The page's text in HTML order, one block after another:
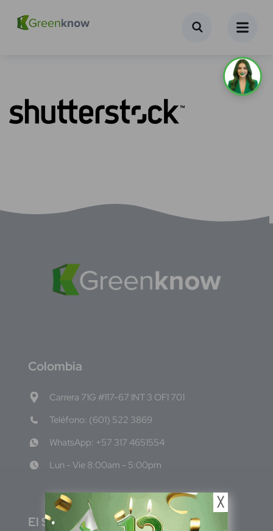
Colombia
Carrera 71G #117-67 INT 3 OFI 701
Teléfono: (601) 522 3869
WhatsApp: +57 317 4651554
Lun - Vie 8:00am - 5:00pm
El Salvador
╳